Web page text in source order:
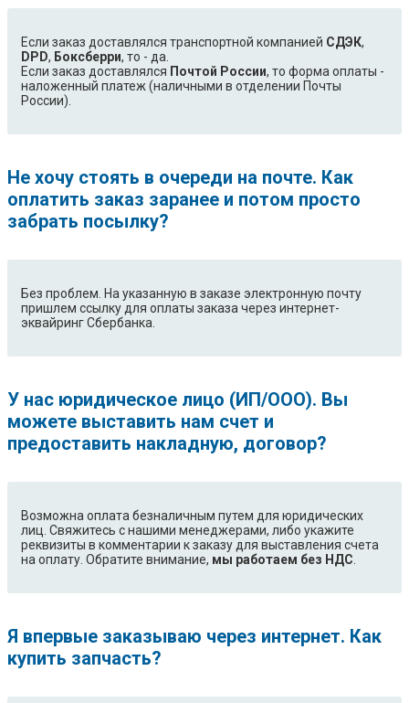
Если заказ доставлялся транспортной компанией СДЭК,
DPD, Боксберри, то - да.
Если заказ доставлялся Почтой России, то форма оплаты -
наложенный платеж (наличными в отделении Почты
России).
Не хочу стоять в очереди на почте. Как
оплатить заказ заранее и потом просто
забрать посылку?
Без проблем. На указанную в заказе электронную почту
пришлем ссылку для оплаты заказа через интернет-
эквайринг Сбербанка.
У нас юридическое лицо (ИП/ООО). Вы
можете выставить нам счет и
предоставить накладную, договор?
Возможна оплата безналичным путем для юридических
лиц. Свяжитесь с нашими менеджерами, либо укажите
реквизиты в комментарии к заказу для выставления счета
на оплату. Обратите внимание, мы работаем без НДС
Я впервые заказываю через интернет. Как
купить запчасть?